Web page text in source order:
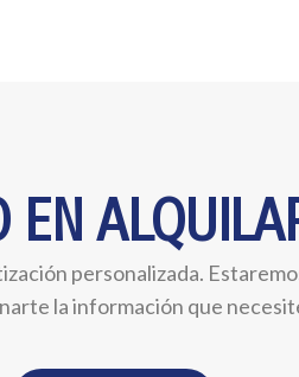
EN
personalizada.
la información que